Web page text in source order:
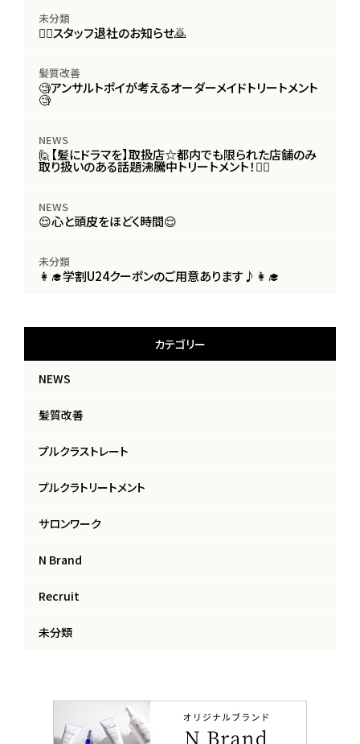
未分類
🙇‍♀️スタッフ退社のお知らせ🙇
髪質改善
🧐アンサルトポイが考えるオーダーメイドトリートメント
🧐
NEWS
🙋【髪にドラマを】取扱店☆都内でも限られた店舗のみ
取り扱いのある話題沸騰中トリートメント！🙋‍♀️
NEWS
😌心と頭皮をほどく時間😌
未分類
👩‍🎓学割U24クーポンのご用意あります♪👩‍🎓
カテゴリー
NEWS
髪質改善
プルクラストレート
プルクラトリートメント
サロンワーク
N Brand
Recruit
未分類